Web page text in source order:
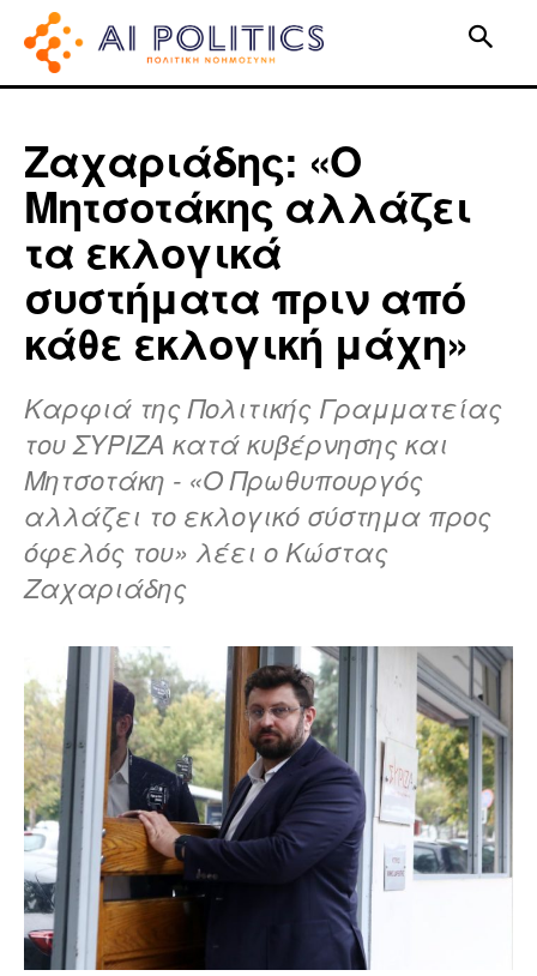
Ζαχαριάδης: «Ο
Μητσοτάκης αλλάζει
τα εκλογικά
συστήματα πριν από
κάθε εκλογική μάχη»
Καρφιά της Πολιτικής Γραμματείας
του ΣΥΡΙΖΑ κατά κυβέρνησης και
Μητσοτάκη - «Ο Πρωθυπουργός
αλλάζει το εκλογικό σύστημα προς
όφελός του» λέει ο Κώστας
Ζαχαριάδης